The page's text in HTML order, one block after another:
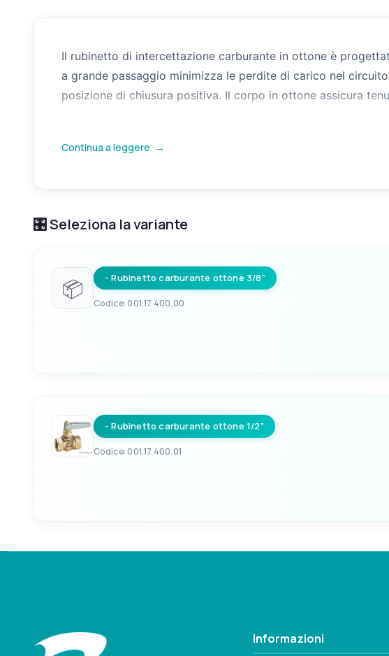
Il rubinetto di intercettazione carburante in ottone è
a grande passaggio minimizza le perdite di carico nel
posizione di chiusura positiva. Il corpo in ottone assicura
emergenza o durante le operazioni di manutenzione. Può
Continua a leggere →
🎛️ Seleziona la variante
📦 - Rubinetto carburante ottone 3/8"
Codice: 001.17.400.00
- Rubinetto carburante ottone 1/2"
Codice: 001.17.400.01
Informazioni